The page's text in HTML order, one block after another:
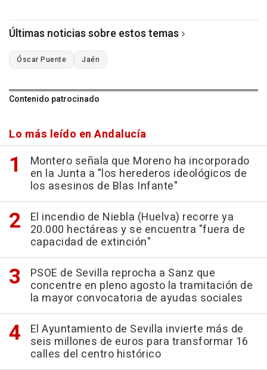
Últimas noticias sobre estos temas
Óscar Puente Jaén
Contenido patrocinado
Lo más leído en Andalucía
Montero señala que Moreno ha incorporado
en la Junta a "los herederos ideológicos de
los asesinos de Blas Infante"
El incendio de Niebla (Huelva) recorre ya
20.000 hectáreas y se encuentra "fuera de
capacidad de extinción"
PSOE de Sevilla reprocha a Sanz que
concentre en pleno agosto la tramitación de
la mayor convocatoria de ayudas sociales
El Ayuntamiento de Sevilla invierte más de
seis millones de euros para transformar 16
calles del centro histórico